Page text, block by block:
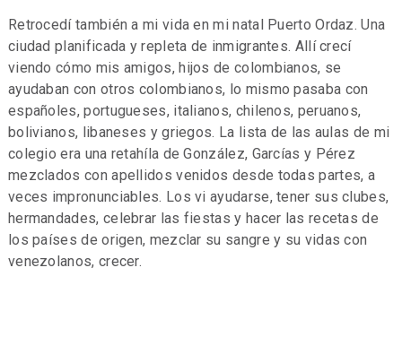
Retrocedí también a mi vida en mi natal Puerto Ordaz. Una
ciudad planificada y repleta de inmigrantes. Allí crecí
viendo cómo mis amigos, hijos de colombianos, se
ayudaban con otros colombianos, lo mismo pasaba con
españoles, portugueses, italianos, chilenos, peruanos,
bolivianos, libaneses y griegos. La lista de las aulas de mi
colegio era una retahíla de González, Garcías y Pérez
mezclados con apellidos venidos desde todas partes, a
veces impronunciables. Los vi ayudarse, tener sus clubes,
hermandades, celebrar las fiestas y hacer las recetas de
los países de origen, mezclar su sangre y su vidas con
venezolanos, crecer.